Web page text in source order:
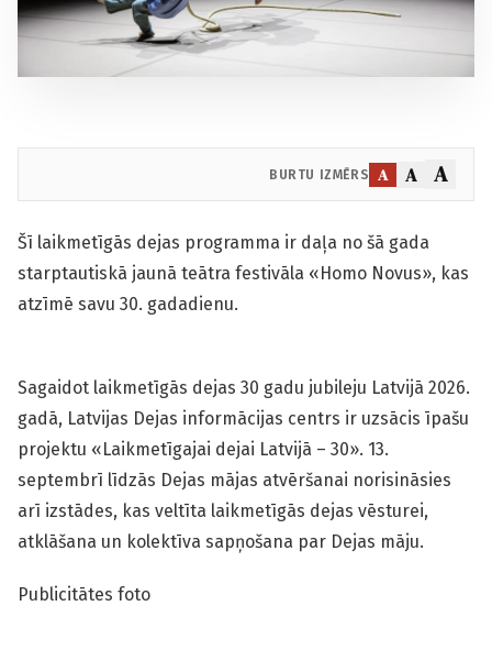
BURTU IZMĒRS A A A
Šī laikmetīgās dejas programma ir daļa no šā gada
starptautiskā jaunā teātra festivāla «Homo Novus», kas
atzīmē savu 30. gadadienu.
Sagaidot laikmetīgās dejas 30 gadu jubileju Latvijā 2026.
gadā, Latvijas Dejas informācijas centrs ir uzsācis īpašu
projektu «Laikmetīgajai dejai Latvijā – 30». 13.
septembrī līdzās Dejas mājas atvēršanai norisināsies
arī izstādes, kas veltīta laikmetīgās dejas vēsturei,
atklāšana un kolektīva sapņošana par Dejas māju.
Publicitātes foto